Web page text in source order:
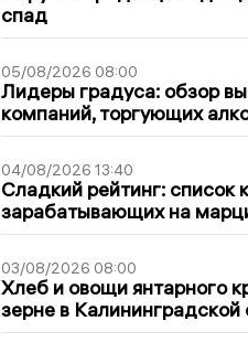
спад
05/08/2026 08:00
Лидеры градуса: обзор
компаний, торгующих
04/08/2026 13:40
Сладкий рейтинг: список
зарабатывающих на
03/08/2026 08:00
Хлеб и овощи янтарного
зерне в Калининградской